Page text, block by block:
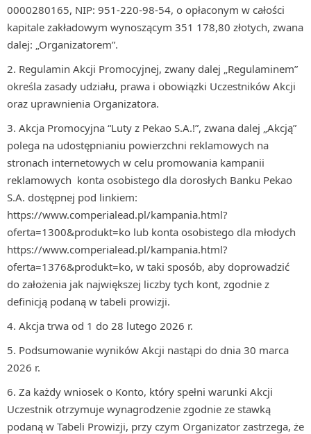
0000280165, NIP: 951-220-98-54, o opłaconym w całości
kapitale zakładowym wynoszącym 351 178,80 złotych, zwana
dalej: „Organizatorem”.
Regulamin Akcji Promocyjnej, zwany dalej „Regulaminem”
określa zasady udziału, prawa i obowiązki Uczestników Akcji
oraz uprawnienia Organizatora.
Akcja Promocyjna “Luty z Pekao S.A.!”, zwana dalej „Akcją”
polega na udostępnianiu powierzchni reklamowych na
stronach internetowych w celu promowania kampanii
reklamowych konta osobistego dla dorosłych Banku Pekao
S.A. dostępnej pod linkiem:
https://www.comperialead.pl/kampania.html?
oferta=1300&produkt=ko lub konta osobistego dla młodych
https://www.comperialead.pl/kampania.html?
oferta=1376&produkt=ko, w taki sposób, aby doprowadzić
do założenia jak największej liczby tych kont, zgodnie z
definicją podaną w tabeli prowizji.
Akcja trwa od 1 do 28 lutego 2026 r.
Podsumowanie wyników Akcji nastąpi do dnia 30 marca
2026 r.
Za każdy wniosek o Konto, który spełni warunki Akcji
Uczestnik otrzymuje wynagrodzenie zgodnie ze stawką
podaną w Tabeli Prowizji, przy czym Organizator zastrzega, że